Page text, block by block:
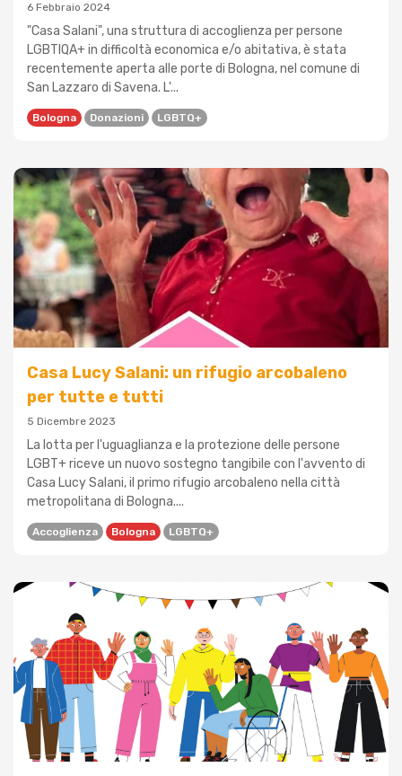
6 Febbraio 2024
"Casa Salani", una struttura di accoglienza per persone
LGBTIQA+ in difficoltà economica e/o abitativa, è stata
recentemente aperta alle porte di Bologna, nel comune di
San Lazzaro di Savena. L'...
Bologna Donazioni LGBTQ+
Casa Lucy Salani: un rifugio arcobaleno
per tutte e tutti
5 Dicembre 2023
La lotta per l'uguaglianza e la protezione delle persone
LGBT+ riceve un nuovo sostegno tangibile con l'avvento di
Casa Lucy Salani, il primo rifugio arcobaleno nella città
metropolitana di Bologna....
Accoglienza Bologna LGBTQ+